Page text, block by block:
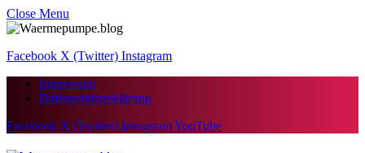
Close Menu
Facebook X (Twitter) Instagram
Impressum
Datenschutzerklärung
Facebook X (Twitter) InstagramYouTube